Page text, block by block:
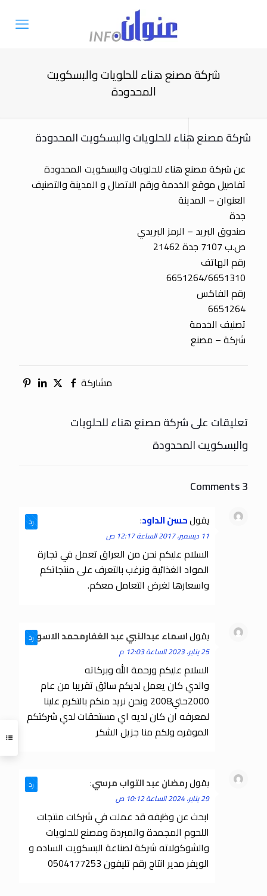
شركة مصنع هناء للحلويات والبسكويت
المحدودة
شركة مصنع هناء للحلويات والبسكويت المحدودة
عن شركة مصنع هناء للحلويات والبسكويت المحدودة
تفاصيل موقع الخدمة ورقم الاتصال و المدينة والتصنيف
العنوان – المدينة
جدة
صندوق البريد – الرمز البريدي
ص.ب 7107 جدة 21462
رقم الهاتف
6651264/6651310
رقم الفاكس
6651264
تصنيف الخدمة
شركة – مصنع
مشاركة
تعليقات على شركة مصنع هناء للحلويات
والبسكويت المحدودة
3 Comments
يقولحسن الداود:
11 ديسمبر، 2017 الساعة 12:17 ص
السلام عليكم نحن من العراق تعمل في تجارة
المواد الغذائية ونرغب بالتعرف على منتجاتكم
واسعارها لغرض التعامل معكم.
رد
يقولاسماء عبدالنبي عبد الغفارمحمد الاسود:
25 يناير، 2023 الساعة 12:03 م
السلام عليكم ورحمة الله وبركاته
والدي كان يعمل لديكم سائق تقريبا من عام
2000حتي2008 ونحن نريد منكم بالتكرم علينا
لمعرفه ان كان لديه اي مستحقات لدي شركتكم
الموقره ولكم منا جزيل الشكر
رد
يقولرمضان عبد التواب مرسي:
29 يناير، 2024 الساعة 10:12 ص
ابحث عن وظيفه قد عملت في شركات منتجات
اللحوم المجمدة والمبردة ومصنع للحلويات
والشوكولاته شركة لصناعة البسكويت الساده و
الويفر مدير انتاج رقم تليفون 0504177253
رد